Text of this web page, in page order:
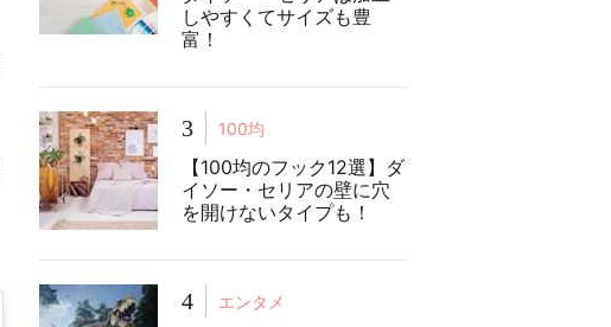
しやすくてサイズも豊
富！
3 100均
【100均のフック12選】ダ
イソー・セリアの壁に穴
を開けないタイプも！
4 エンタメ